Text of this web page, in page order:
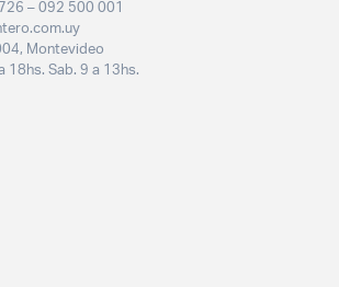
– 092 500 001
Montevideo
18hs. Sab. 9 a 13hs.